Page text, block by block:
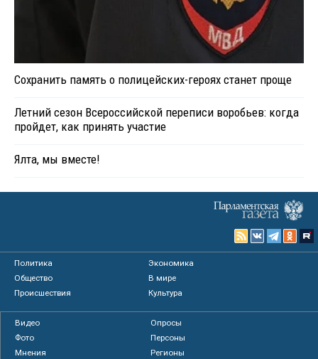
Сохранить память о полицейских-героях станет проще
Летний сезон Всероссийской переписи воробьев: когда
пройдет, как принять участие
Ялта, мы вместе!
Политика
Экономика
Общество
В мире
Происшествия
Культура
Видео
Опросы
Фото
Персоны
Мнения
Регионы